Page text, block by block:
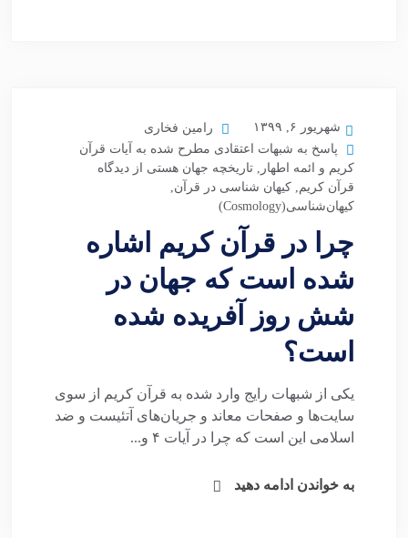
شهریور ۶, ۱۳۹۹
رامین فخاری
پاسخ به شبهات اعتقادی مطرح شده به آیات قرآن
کریم و ائمه اطهار , تاریخچه جهان هستی از دیدگاه
قرآن کریم, کیهان شناسی در قرآن,
کیهان‌شناسی(Cosmology)
چرا در قرآن کریم اشاره
شده است که جهان در
شش روز آفریده شده
است؟
یکی از شبهات رایج وارد شده به قرآن کریم از سوی
سایت‌ها و صفحات معاند و جریان‌های آتئیست و ضد
اسلامی این است که چرا در آیات ۴ و...
به خواندن ادامه دهید